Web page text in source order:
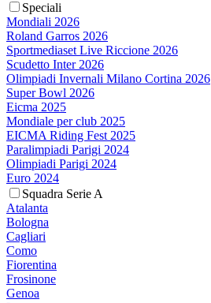
Speciali
Mondiali 2026
Roland Garros 2026
Sportmediaset Live Riccione 2026
Scudetto Inter 2026
Olimpiadi Invernali Milano Cortina 2026
Super Bowl 2026
Eicma 2025
Mondiale per club 2025
EICMA Riding Fest 2025
Paralimpiadi Parigi 2024
Olimpiadi Parigi 2024
Euro 2024
Squadra Serie A
Atalanta
Bologna
Cagliari
Como
Fiorentina
Frosinone
Genoa